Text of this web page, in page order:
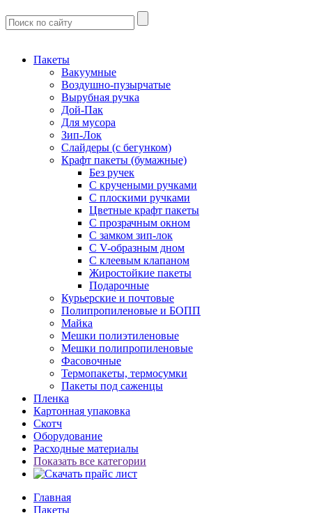
Пакеты
Вакуумные
Воздушно-пузырчатые
Вырубная ручка
Дой-Пак
Для мусора
Зип-Лок
Слайдеры (с бегунком)
Крафт пакеты (бумажные)
Без ручек
С кручеными ручками
С плоскими ручками
Цветные крафт пакеты
С прозрачным окном
С замком зип-лок
С V-образным дном
С клеевым клапаном
Жиростойкие пакеты
Подарочные
Курьерские и почтовые
Полипропиленовые и БОПП
Майка
Мешки полиэтиленовые
Мешки полипропиленовые
Фасовочные
Термопакеты, термосумки
Пакеты под саженцы
Пленка
Картонная упаковка
Скотч
Оборудование
Расходные материалы
Показать все категории
Главная
Пакеты